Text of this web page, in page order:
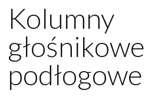
Kolumny
głośnikowe
podłogowe